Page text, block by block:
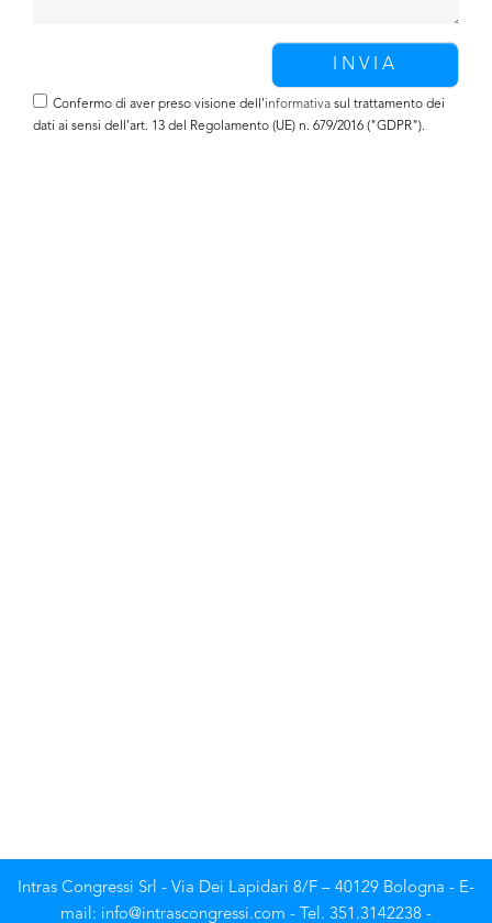
Confermo di aver preso visione dell'informativa sul trattamento dei
dati ai sensi dell’art. 13 del Regolamento (UE) n. 679/2016 ("GDPR").
Intras Congressi Srl - Via Dei Lapidari 8/F – 40129 Bologna - E-
mail: info@intrascongressi.com - Tel. 351.3142238 -